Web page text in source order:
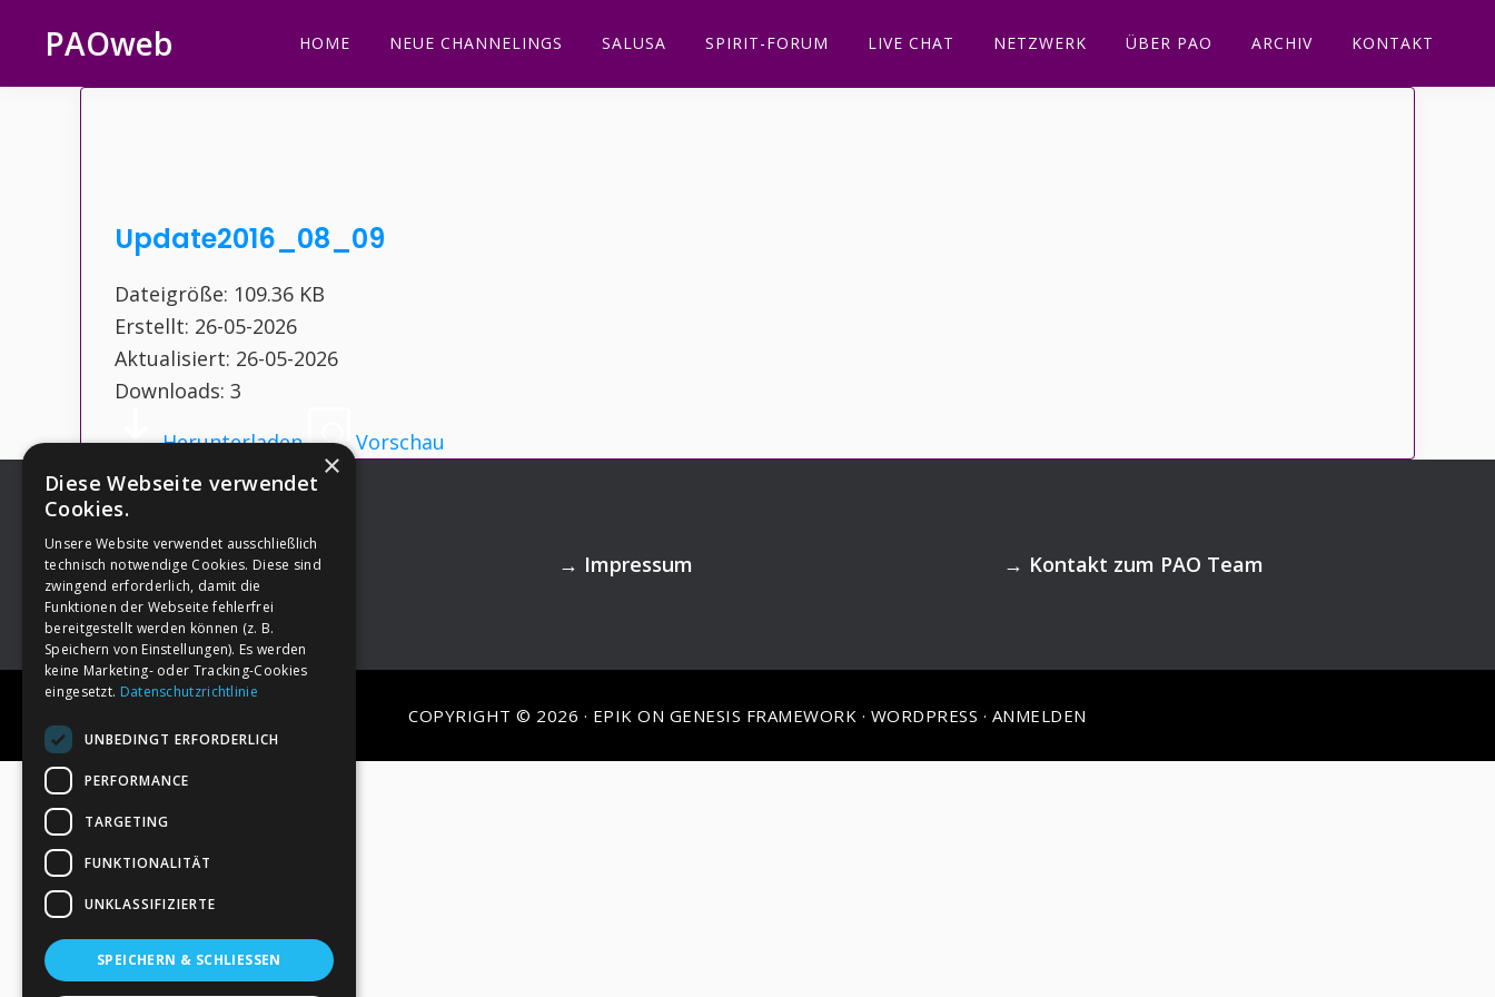
Hauptnavigation
springen
Inhalt
springen
Seitenspalte
springen
Fußzeile
springen
PAOweb HOME NEUE CHANNELINGS SALUSA SPIRIT-FORUM LIVE CHAT NETZWERK ÜBER PAO ARCHIV KONTAKT
Update2016_08_09
Dateigröße: 109.36 KB
Erstellt: 26-05-2026
Aktualisiert: 26-05-2026
Downloads: 3
Herunterladen
Vorschau
Footer →Deine Spende → Impressum → Kontakt zum PAO Team
COPYRIGHT © 2026 · EPIK ON GENESIS FRAMEWORK · WORDPRESS · ANMELDEN
×
Diese Webseite verwendet
Cookies.
Unsere Website verwendet ausschließlich
technisch notwendige Cookies. Diese sind
zwingend erforderlich, damit die
Funktionen der Webseite fehlerfrei
bereitgestellt werden können (z. B.
Speichern von Einstellungen). Es werden
keine Marketing- oder Tracking-Cookies
eingesetzt. Datenschutzrichtlinie
UNBEDINGT ERFORDERLICH
PERFORMANCE
TARGETING
FUNKTIONALITÄT
UNKLASSIFIZIERTE
SPEICHERN & SCHLIESSEN